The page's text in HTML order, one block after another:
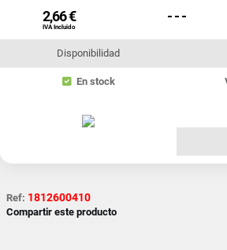
2,66 €
IVA Incluido
- - -
Disponibilidad
En stock
Ref: 1812600410
Compartir este producto